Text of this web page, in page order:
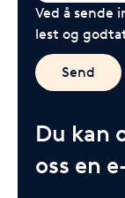
Ved å sende
lest og
Send
Du kan
oss en